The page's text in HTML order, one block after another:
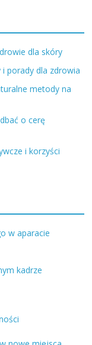
dla skóry
i porady dla zdrowia
metody na
o cerę
i korzyści
w aparacie
kadrze